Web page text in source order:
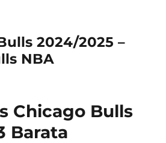
2024/2025 –
NBA
Chicago Bulls
Barata